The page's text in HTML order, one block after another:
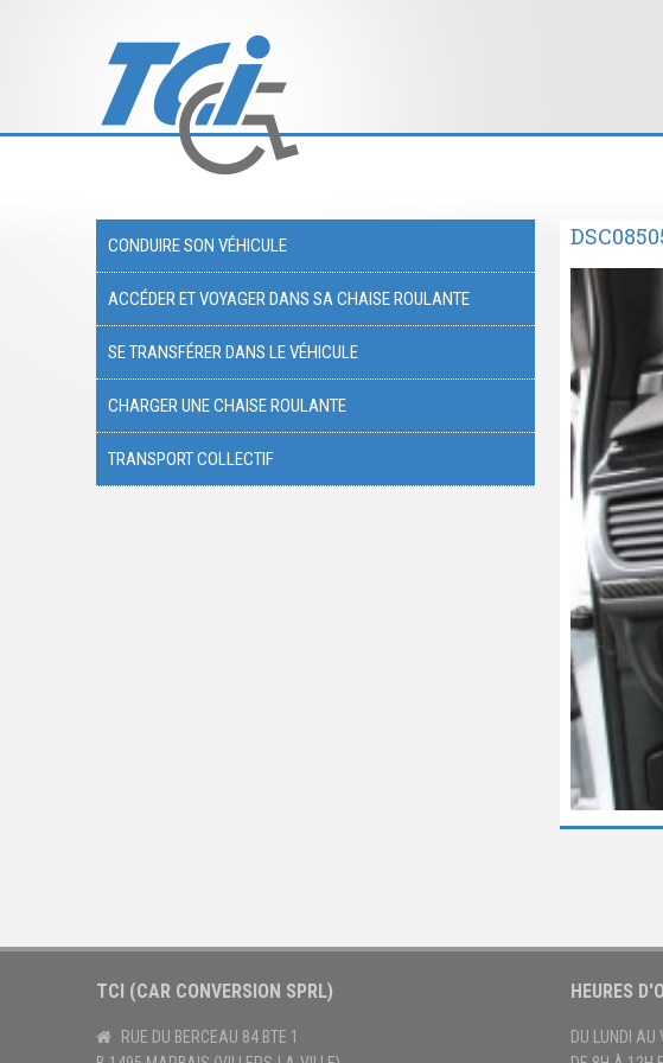
CONDUIRE SON VÉHICULE
ACCÉDER ET VOYAGER DANS SA CHAISE ROULANTE
SE TRANSFÉRER DANS LE VÉHICULE
CHARGER UNE CHAISE ROULANTE
TRANSPORT COLLECTIF
TCI (CAR CONVERSION SPRL)
RUE DU BERCEAU 84 BTE 1
HEURES
DU LUNDI AU